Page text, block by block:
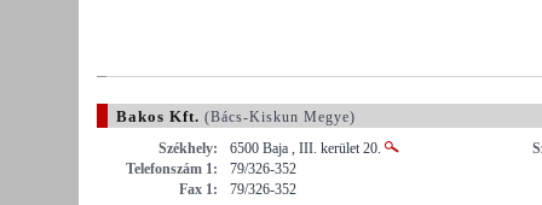
Bakos Kft. (Bács-Kiskun Megye)
Székhely:
6500 Baja , III. kerület 20.
Telefonszám 1:
79/326-352
Fax 1:
79/326-352